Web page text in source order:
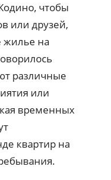
чтобы
или друзей,
жилье на
различные
или
временных
квартир на